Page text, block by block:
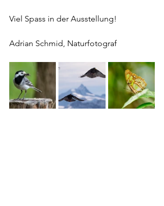
Viel Spass in der Ausstellung!
Adrian Schmid, Naturfotograf